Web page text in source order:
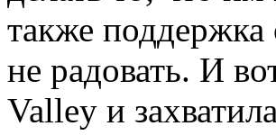
также
не радовать. И
Valley и